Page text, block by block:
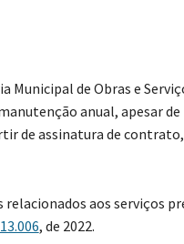
Municipal de Obras e
anual, apesar
de assinatura de contrato,
aos serviços
, de 2022.